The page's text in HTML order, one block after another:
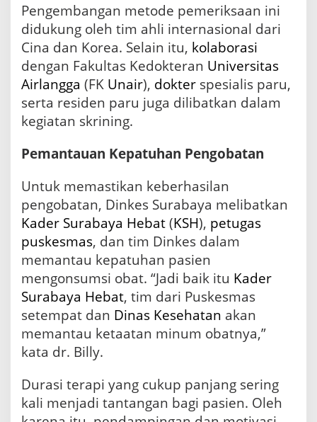
Pengembangan metode pemeriksaan ini
didukung oleh tim ahli internasional dari
Cina dan Korea. Selain itu, kolaborasi
dengan Fakultas Kedokteran Universitas
Airlangga (FK Unair), dokter spesialis paru,
serta residen paru juga dilibatkan dalam
kegiatan skrining.
Pemantauan Kepatuhan Pengobatan
Untuk memastikan keberhasilan
pengobatan, Dinkes Surabaya melibatkan
Kader Surabaya Hebat(KSH), petugas
puskesmas, dan tim Dinkes dalam
memantau kepatuhan pasien
mengonsumsi obat. “Jadi baik itu Kader
Surabaya Hebat, tim dari Puskesmas
setempat dan Dinas Kesehatan akan
memantau ketaatan minum obatnya,”
kata dr. Billy.
Durasi terapi yang cukup panjang sering
kali menjadi tantangan bagi pasien. Oleh